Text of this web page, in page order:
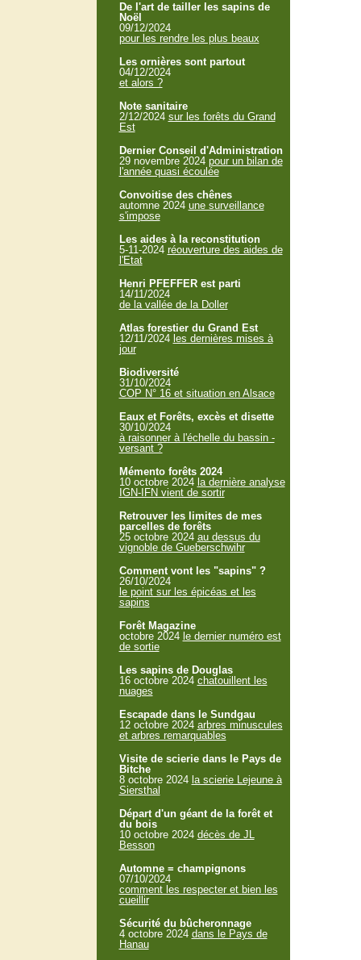
De l'art de tailler les sapins de
Noël
09/12/2024
pour les rendre les plus beaux
Les ornières sont partout
04/12/2024
et alors ?
Note sanitaire
2/12/2024 sur les forêts du Grand
Est
Dernier Conseil d'Administration
29 novembre 2024 pour un bilan de
l'année quasi écoulée
Convoitise des chênes
automne 2024 une surveillance
s'impose
Les aides à la reconstitution
5-11-2024 réouverture des aides de
l'Etat
Henri PFEFFER est parti
14/11/2024
de la vallée de la Doller
Atlas forestier du Grand Est
12/11/2024 les dernières mises à
jour
Biodiversité
31/10/2024
COP N° 16 et situation en Alsace
Eaux et Forêts, excès et disette
30/10/2024
à raisonner à l'échelle du bassin -
versant ?
Mémento forêts 2024
10 octobre 2024 la dernière analyse
IGN-IFN vient de sortir
Retrouver les limites de mes
parcelles de forêts
25 octobre 2024 au dessus du
vignoble de Gueberschwihr
Comment vont les "sapins" ?
26/10/2024
le point sur les épicéas et les
sapins
Forêt Magazine
octobre 2024 le dernier numéro est
de sortie
Les sapins de Douglas
16 octobre 2024 chatouillent les
nuages
Escapade dans le Sundgau
12 octobre 2024 arbres minuscules
et arbres remarquables
Visite de scierie dans le Pays de
Bitche
8 octobre 2024 la scierie Lejeune à
Siersthal
Départ d'un géant de la forêt et
du bois
10 octobre 2024 décès de JL
Besson
Automne = champignons
07/10/2024
comment les respecter et bien les
cueillir
Sécurité du bûcheronnage
4 octobre 2024 dans le Pays de
Hanau